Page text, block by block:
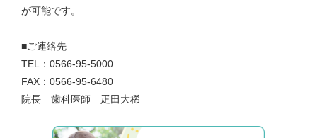
が可能です。
■ご連絡先
TEL：0566-95-5000
FAX：0566-95-6480
院長 歯科医師 疋田大稀